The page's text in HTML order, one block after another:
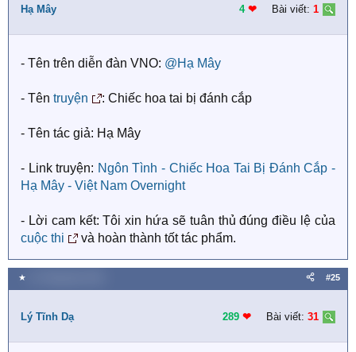
i
n
:
Hạ Mây 4 ❤︎ Bài viết: 1
- Tên trên diễn đàn VNO: @Hạ Mây
- Tên truyện : Chiếc hoa tai bị đánh cắp
- Tên tác giả: Hạ Mây
- Link truyện: Ngôn Tình - Chiếc Hoa Tai Bị Đánh Cắp -
Hạ Mây - Việt Nam Overnight
- Lời cam kết: Tôi xin hứa sẽ tuân thủ đúng điều lệ của
cuộc thi
và hoàn thành tốt tác phẩm.
★ #25
Lý Tĩnh Dạ 289 ❤︎ Bài viết: 31